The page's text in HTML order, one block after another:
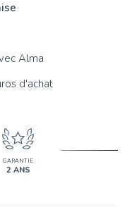
Alma
d'achat
GARANTIE
2 ANS